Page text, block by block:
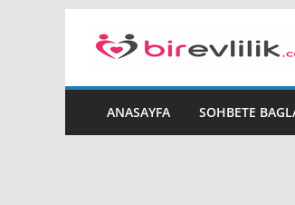
ANASAYFA SOHBETE